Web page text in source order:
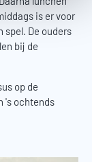
is er voor
spel. De ouders
bij de
op de
's ochtends